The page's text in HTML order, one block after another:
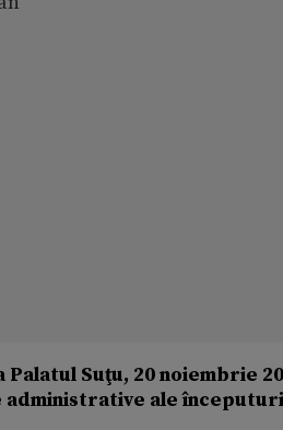
Palatul Suţu, 20 noiembrie
ale